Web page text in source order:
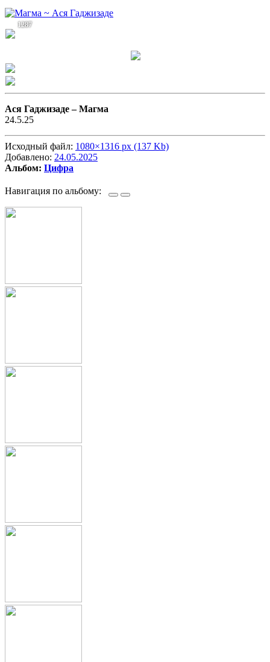
1287
Aся Гаджизаде –Магма
24.5.25
Исходный файл: 1080×1316 px (137 Kb)
Добавлено: 24.05.2025
Альбом: Цифра
Навигация по альбому: